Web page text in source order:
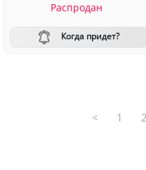
Распродан
Когда придет?
< 1 2